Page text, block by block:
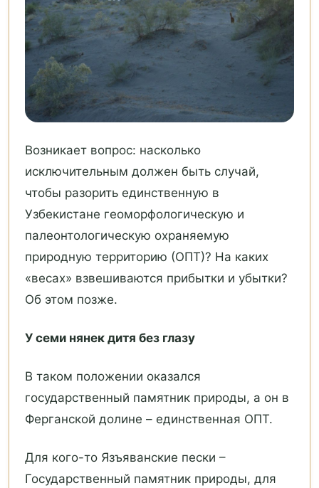
Возникает вопрос: насколько
исключительным должен быть случай,
чтобы разорить единственную в
Узбекистане геоморфологическую и
палеонтологическую охраняемую
природную территорию (ОПТ)? На каких
«весах» взвешиваются прибытки и убытки?
Об этом позже.
У семи нянек дитя без глазу
В таком положении оказался
государственный памятник природы, а он в
Ферганской долине – единственная ОПТ.
Для кого-то Язъяванские пески –
Государственный памятник природы, для